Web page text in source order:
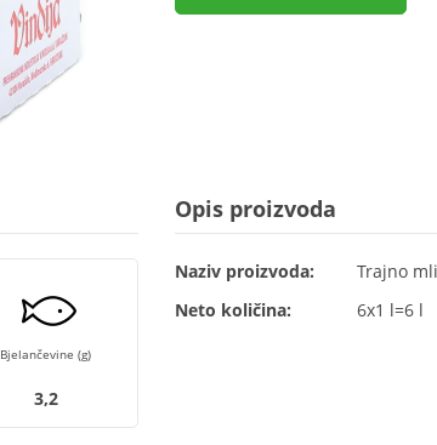
Bjelančevine (g)
3,2
Opis proizvoda
Naziv proizvoda:
Trajno
Neto količina:
6x1 l=6 l